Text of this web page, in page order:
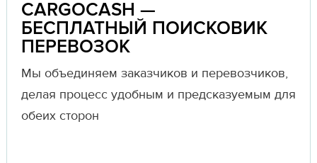
CARGOCASH —
БЕСПЛАТНЫЙ ПОИСКОВИК
ПЕРЕВОЗОК
Мы объединяем заказчиков и перевозчиков,
делая процесс удобным и предсказуемым для
обеих сторон